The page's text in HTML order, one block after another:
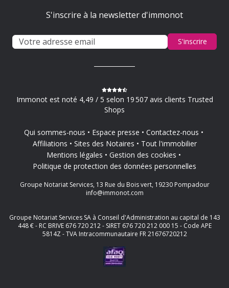
S'inscrire à la newsletter d'immonot
S'inscrire
Immonot est noté 4,49 / 5 selon 19 507 avis clients Trusted
Shops
Qui sommes-nous Espace presse
Contactez-nous
Affiliations
Sites des Notaires
Tout l'immobilier
Mentions légales
Gestion des cookies
Politique de protection des données personnelles
Groupe Notariat Services, 13 Rue du Bois vert, 19230 Pompadour
info@immonot.com
Groupe Notariat Services SA à Conseil d'Administration au capital de 143
448 € - RC BRIVE 676 720 212 - SIRET 676 720 212 000 15 - Code APE
5814Z - TVA Intracommunautaire FR 21676720212